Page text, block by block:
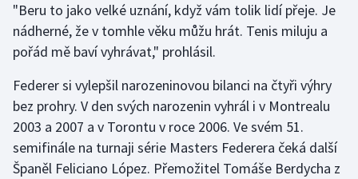
Golf
Gymnastika
Házená
Jezdectví
"Beru to jako velké uznání, když vám tolik lidí přeje. Je
nádherné, že v tomhle věku můžu hrát. Tenis miluju a
pořád mě baví vyhrávat," prohlásil.
Federer si vylepšil narozeninovou bilanci na čtyři výhry
bez prohry. V den svých narozenin vyhrál i v Montrealu
2003 a 2007 a v Torontu v roce 2006. Ve svém 51.
semifinále na turnaji série Masters Federera čeká další
Španěl Feliciano López. Přemožitel Tomáše Berdycha z